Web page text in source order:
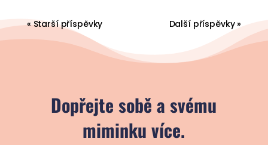
« Starší příspěvky Další příspěvky »
Dopřejte sobě a svému
miminku více.